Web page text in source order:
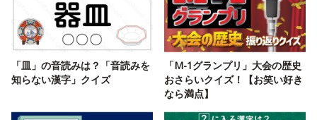
「皿」の音読みは？「音読みを
知らない漢字」クイズ
「M-1グランプリ」大会の歴史
おさらいクイズ！【お笑い好き
なら満点】